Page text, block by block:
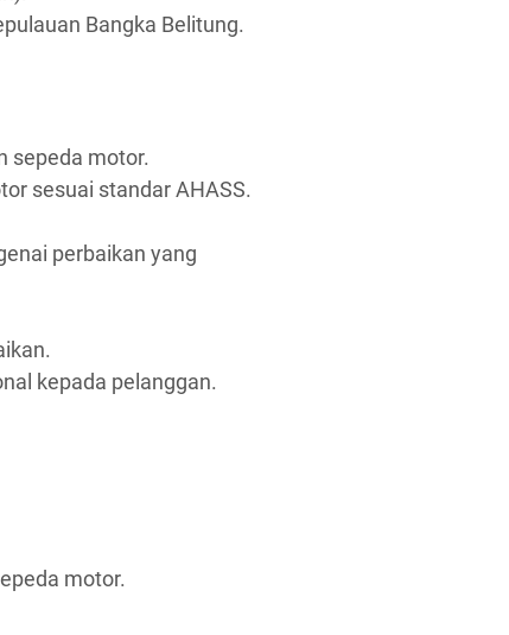
Bangka Belitung.
sepeda motor.
sesuai standar AHASS.
perbaikan yang
kepada pelanggan.
motor.